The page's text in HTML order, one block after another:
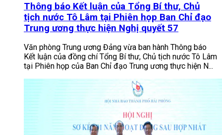
Thông báo Kết luận của Tổng Bí thư, Chủ
tịch nước Tô Lâm tại Phiên họp Ban Chỉ đạo
Trung ương thực hiện Nghị quyết 57
Văn phòng Trung ương Đảng vừa ban hành Thông báo
Kết luận của đồng chí Tổng Bí thư, Chủ tịch nước Tô Lâm
tại Phiên họp của Ban Chỉ đạo Trung ương thực hiện N...